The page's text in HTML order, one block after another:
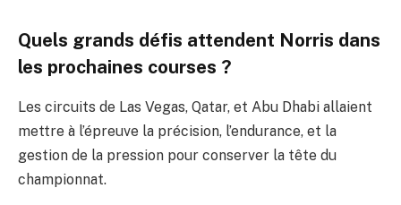
Quels grands défis attendent Norris dans
les prochaines courses ?
Les circuits de Las Vegas, Qatar, et Abu Dhabi allaient
mettre à l’épreuve la précision, l’endurance, et la
gestion de la pression pour conserver la tête du
championnat.